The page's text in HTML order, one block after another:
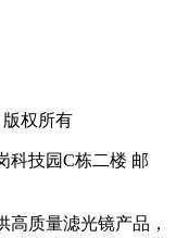
权所有
科技园C栋二楼 邮
质量滤光镜产品，